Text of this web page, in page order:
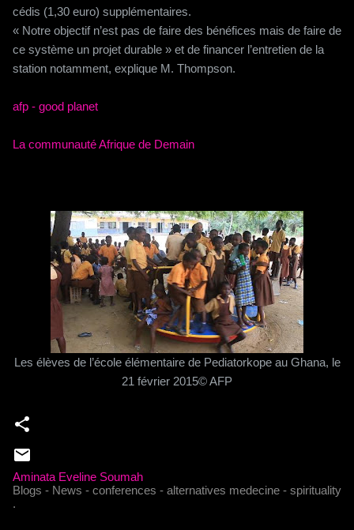
cédis (1,30 euro) supplémentaires.
« Notre objectif n’est pas de faire des bénéfices mais de faire de
ce système un projet durable » et de financer l’entretien de la
station notamment, explique M. Thompson.
afp - good planet
La communauté Afrique de Demain
Les élèves de l’école élémentaire de Pediatorkope au Ghana, le
21 février 2015© AFP
Aminata Eveline Soumah
Blogs - News - conferences - alternatives medecine - spirituality
.